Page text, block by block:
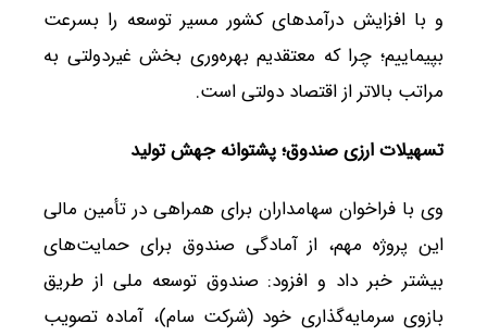
و با افزایش درآمدهای کشور مسیر توسعه را بسرعت
بپیماییم؛ چرا که معتقدیم بهره‌وری بخش غیردولتی به
مراتب بالاتر از اقتصاد دولتی است.
تسهیلات ارزی صندوق؛ پشتوانه جهش تولید
وی با فراخوان سهامداران برای همراهی در تأمین مالی
این پروژه مهم‌، از آمادگی صندوق برای حمایت‌های
بیشتر خبر داد و افزود: صندوق توسعه ملی از طریق
بازوی سرمایه‌گذاری خود (شرکت سام)، آماده تصویب